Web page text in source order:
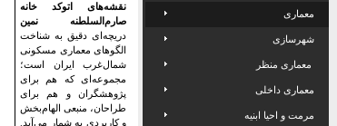
نقشه‌های اتوکد خانه
صارم‌السلطنه نمین
دریچه‌ای دقیق به شناخت
الگوهای معماری مسکونی
شمال‌غرب ایران است؛
مجموعه‌ای که هم برای
پژوهشگران و هم برای
طراحان، منبعی الهام‌بخش
و کاربردی به شمار می‌آید.
معماری
شهرسازی
معماری منظر
معماری داخلی
مرمت و احیا ابنیه